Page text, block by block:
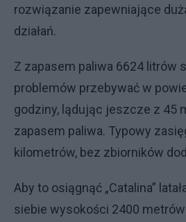
rozwiązanie zapewniające
działań.
Z zapasem paliwa 6624 litrów
problemów przebywać w
godziny, lądując jeszcze z 45
zapasem paliwa. Typowy
kilometrów, bez zbiorników
Aby to osiągnąć „Catalina”
siebie wysokości 2400